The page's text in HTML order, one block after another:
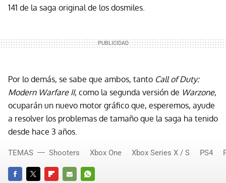
141 de la saga original de los dosmiles.
Por lo demás, se sabe que ambos, tanto Call of Duty:
Modern Warfare II, como la segunda versión de Warzone,
ocuparán un nuevo motor gráfico que, esperemos, ayude
a resolver los problemas de tamaño que la saga ha tenido
desde hace 3 años.
TEMAS Shooters Xbox One Xbox Series X / S PS4